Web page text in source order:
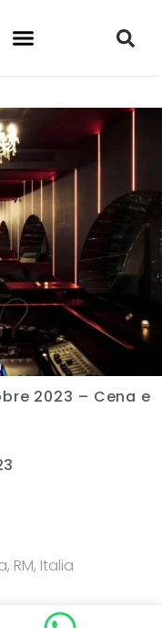
2023 – Cena e
RM, Italia